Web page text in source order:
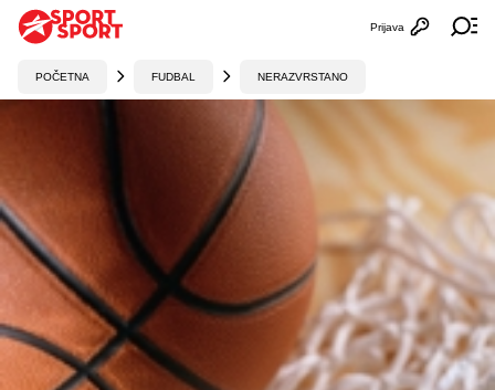
Otvori
Prijava
POČETNA FUDBAL NERAZVRSTANO